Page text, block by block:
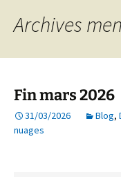
Archives
Fin mars 2026
31/03/2026 Blog,
nuages